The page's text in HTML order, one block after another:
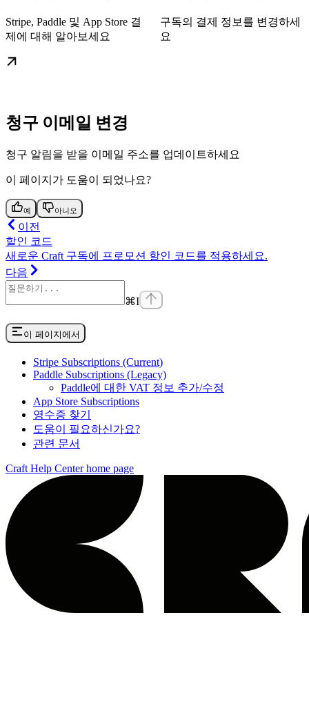
Stripe, Paddle 및 App Store 결
제에 대해 알아보세요
구독의 결제 정보를 변경하세
요
청구 이메일 변경
청구 알림을 받을 이메일 주소를 업데이트하세요
이 페이지가 도움이 되었나요?
예 아니오
이전
할인 코드
새로운 Craft 구독에 프로모션 할인 코드를 적용하세요.
다음
⌘I
이 페이지에서
Stripe Subscriptions (Current)
Paddle Subscriptions (Legacy)
Paddle에 대한 VAT 정보 추가/수정
App Store Subscriptions
영수증 찾기
도움이 필요하신가요?
관련 문서
Craft Help Centerhome page